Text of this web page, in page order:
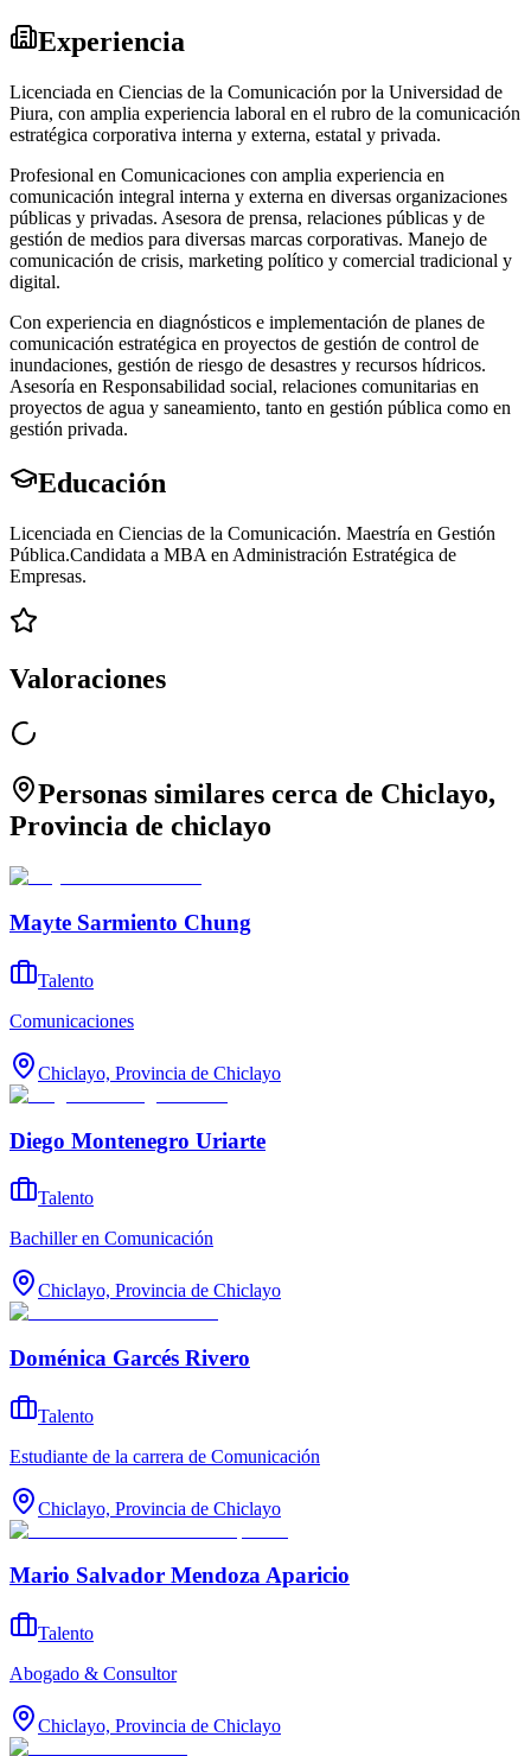
Experiencia
Licenciada en Ciencias de la Comunicación por la Universidad de
Piura, con amplia experiencia laboral en el rubro de la comunicación
estratégica corporativa interna y externa, estatal y privada.
Profesional en Comunicaciones con amplia experiencia en
comunicación integral interna y externa en diversas organizaciones
públicas y privadas. Asesora de prensa, relaciones públicas y de
gestión de medios para diversas marcas corporativas. Manejo de
comunicación de crisis, marketing político y comercial tradicional y
digital.
Con experiencia en diagnósticos e implementación de planes de
comunicación estratégica en proyectos de gestión de control de
inundaciones, gestión de riesgo de desastres y recursos hídricos.
Asesoría en Responsabilidad social, relaciones comunitarias en
proyectos de agua y saneamiento, tanto en gestión pública como en
gestión privada.
Educación
Licenciada en Ciencias de la Comunicación. Maestría en Gestión
Pública.Candidata a MBA en Administración Estratégica de
Empresas.
Valoraciones
Personas similares cerca de Chiclayo,
Provincia de chiclayo
Mayte Sarmiento Chung
Talento
Comunicaciones
Chiclayo, Provincia de Chiclayo
Diego Montenegro Uriarte
Talento
Bachiller en Comunicación
Chiclayo, Provincia de Chiclayo
Doménica Garcés Rivero
Talento
Estudiante de la carrera de Comunicación
Chiclayo, Provincia de Chiclayo
Mario Salvador Mendoza Aparicio
Talento
Abogado & Consultor
Chiclayo, Provincia de Chiclayo